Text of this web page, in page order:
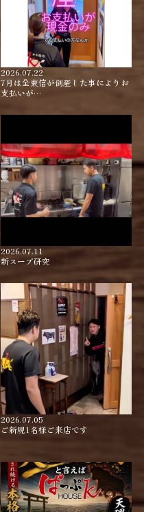
2026.07.22
7月は全東信が倒産した事によりお
支払いが…
2026.07.11
新スープ研究
2026.07.05
ご新規1名様ご来店です